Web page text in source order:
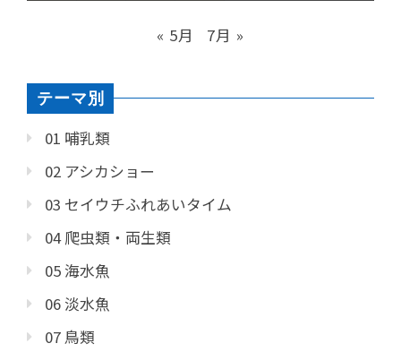
« 5月 7月 »
テーマ別
01 哺乳類
02 アシカショー
03 セイウチふれあいタイム
04 爬虫類・両生類
05 海水魚
06 淡水魚
07 鳥類